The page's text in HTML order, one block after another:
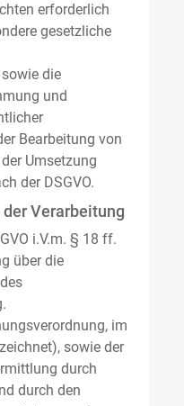
erforderlich
gesetzliche
die
und
Bearbeitung von
Umsetzung
der DSGVO.
Verarbeitung
i.V.m. § 18 ff.
über die
im
sowie der
durch
durch den